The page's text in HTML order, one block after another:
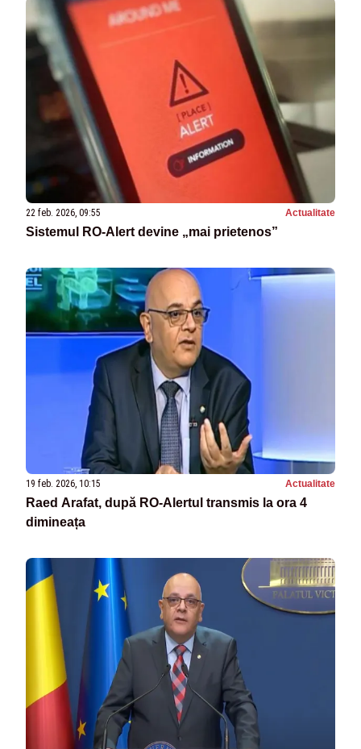
22 feb. 2026, 09:55 Actualitate
Sistemul RO-Alert devine „mai prietenos”
19 feb. 2026, 10:15 Actualitate
Raed Arafat, după RO-Alertul transmis la ora 4
dimineața